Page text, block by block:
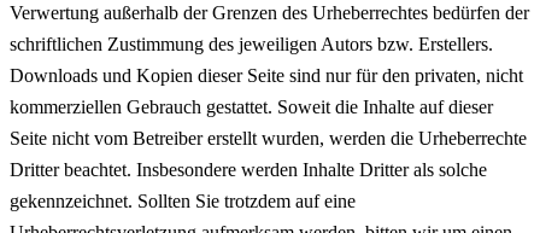
Verwertung außerhalb der Grenzen des Urheberrechtes bedürfen der
schriftlichen Zustimmung des jeweiligen Autors bzw. Erstellers.
Downloads und Kopien dieser Seite sind nur für den privaten, nicht
kommerziellen Gebrauch gestattet. Soweit die Inhalte auf dieser
Seite nicht vom Betreiber erstellt wurden, werden die Urheberrechte
Dritter beachtet. Insbesondere werden Inhalte Dritter als solche
gekennzeichnet. Sollten Sie trotzdem auf eine